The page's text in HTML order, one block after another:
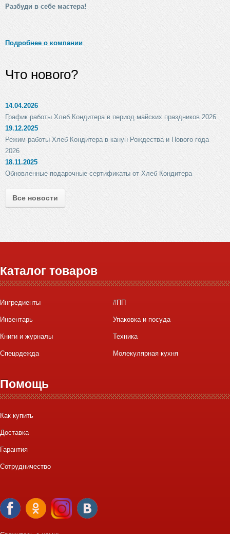
Разбуди в себе мастера!
Подробнее о компании
Что нового?
14.04.2026
График работы Хлеб Кондитера в период майских праздников 2026
19.12.2025
Режим работы Хлеб Кондитера в канун Рождества и Нового года
2026
18.11.2025
Обновленные подарочные сертификаты от Хлеб Кондитера
Все новости
Каталог товаров
Ингредиенты #ПП
Инвентарь Упаковка и посуда
Книги и журналы Техника
Спецодежда Молекулярная кухня
Помощь
Как купить
Доставка
Гарантия
Сотрудничество